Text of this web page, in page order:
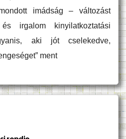
imádság – változást
irgalom kinyilatkoztatási
aki jót cselekedve,
ment